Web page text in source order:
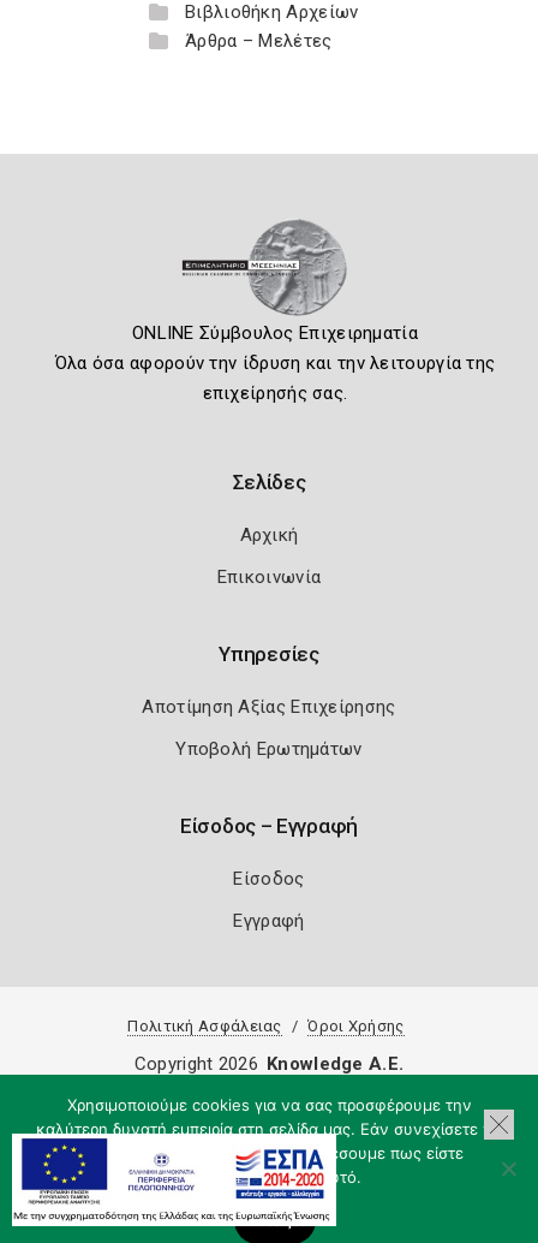
Βιβλιοθήκη Αρχείων
Άρθρα – Μελέτες
ONLINE Σύμβουλος Επιχειρηματία
Όλα όσα αφορούν την ίδρυση και την λειτουργία της
επιχείρησής σας.
Σελίδες
Αρχική
Επικοινωνία
Υπηρεσίες
Αποτίμηση Αξίας Επιχείρησης
Υποβολή Ερωτημάτων
Είσοδος – Εγγραφή
Είσοδος
Εγγραφή
Πολιτική Ασφάλειας Όροι Χρήσης
Χρησιμοποιούμε cookies για να σας προσφέρουμε την
καλύτερη δυνατή εμπειρία στη σελίδα μας. Εάν συνεχίσετε να
χρησιμοποιείτε τη σελίδα, θα υποθέσουμε πως είστε
ικανοποιημένοι με αυτό.
Εντάξει
Copyright 2026 Knowledge A.E.